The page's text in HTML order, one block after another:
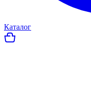
Каталог